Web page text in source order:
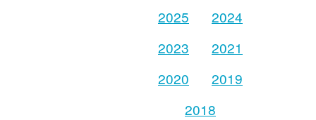
2025
2024
2023
2021
2020
2019
2018